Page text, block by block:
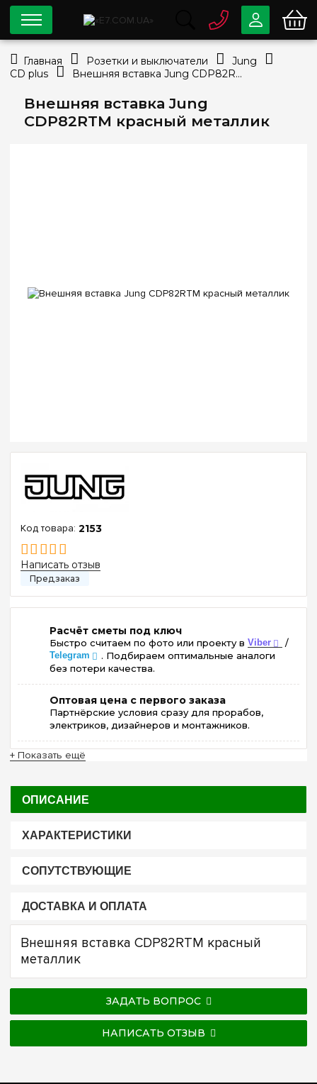
Внешняя вставка Jung
CDP82RTM красный металлик
2153
Написать отзыв
Расчёт сметы под ключ
Быстро считаем по фото или проекту в Viber /
Telegram
. Подбираем оптимальные аналоги
без потери качества.
Оптовая цена с первого заказа
Партнёрские условия сразу для прорабов,
электриков, дизайнеров и монтажников.
+ Показать ещё
ОПИСАНИЕ
ХАРАКТЕРИСТИКИ
СОПУТСТВУЮЩИЕ
ДОСТАВКА И ОПЛАТА
Внешняя вставка CDP82RTM красный
металлик
ЗАДАТЬ ВОПРОС
НАПИСАТЬ ОТЗЫВ
0 80033-63-07
info@e7.com.ua
044334-79-78
Viber Telegram
Главная Розетки и выключатели
Jung
CD plus
Внешняя вставка Jung CDP82RTM красный металлик